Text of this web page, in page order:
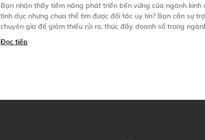
Bạn nhận thấy tiềm năng phát triển bền vững của ngành kinh
tình dục nhưng chưa thể tìm được đối tác uy tín? Bạn cần sự
chuyên gia để giảm thiểu rủi ro, thúc đẩy doanh số trong
Đọc tiếp